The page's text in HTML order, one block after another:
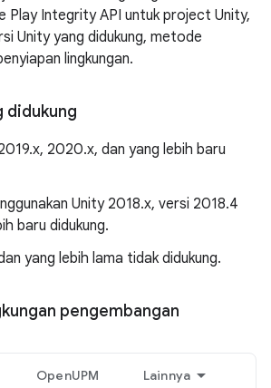
Play Integrity API untuk project Unity,
Unity yang didukung, metode
lingkungan.
didukung
2020.x, dan yang lebih baru
Unity 2018.x, versi 2018.4
baru didukung.
yang lebih lama tidak didukung.
pengembangan
OpenUPM Lainnya